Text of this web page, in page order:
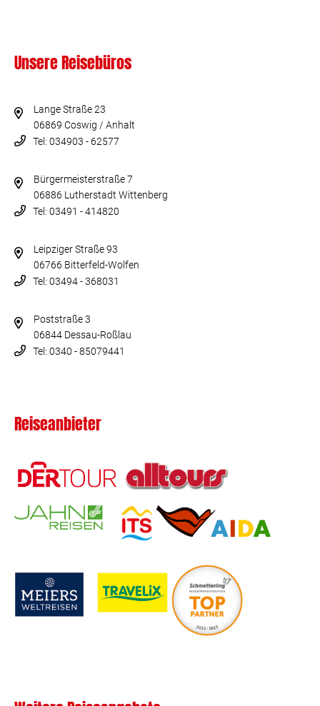
Unsere Reisebüros
Lange Straße 23
06869 Coswig / Anhalt
Tel: 034903 - 62577
Bürgermeisterstraße 7
06886 Lutherstadt Wittenberg
Tel: 03491 - 414820
Leipziger Straße 93
06766 Bitterfeld-Wolfen
Tel: 03494 - 368031
Poststraße 3
06844 Dessau-Roßlau
Tel: 0340 - 85079441
Reiseanbieter